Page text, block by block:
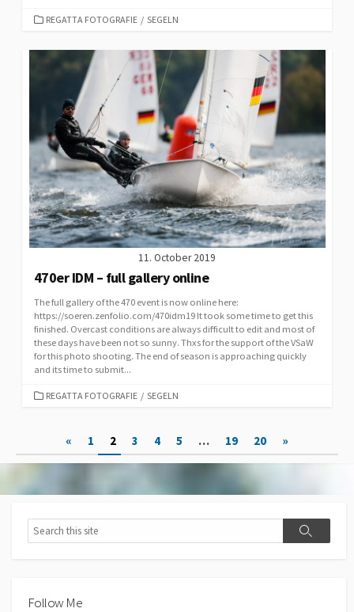
CATEGORIES
REGATTA FOTOGRAFIE / SEGELN
11. October 2019
470er IDM – full gallery online
The full gallery of the 470 event is now online here:
https://soeren.zenfolio.com/470idm19 It took some time to get this
finished. Overcast conditions are always difficult to edit and most of
these days have been not so sunny. Thxs for the support of the VSaW
for this photo shooting. The end of season is approaching quickly
and its time to submit...
CATEGORIES
REGATTA FOTOGRAFIE / SEGELN
pagination
« 1 2 3 4 5 … 19 20 »
Search
Search
Follow Me